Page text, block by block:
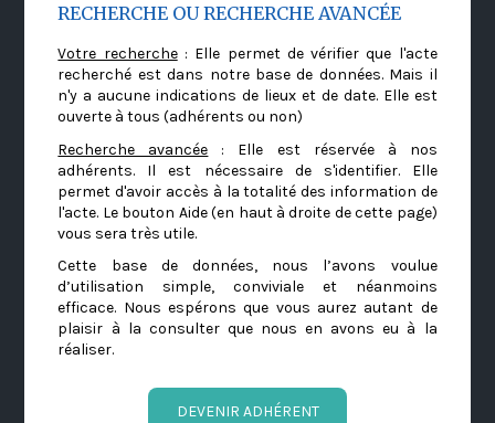
RECHERCHE OU RECHERCHE AVANCÉE
Votre recherche: Elle permet de vérifier que l'acte
recherché est dans notre base de données. Mais il
n'y a aucune indications de lieux et de date. Elle est
ouverte à tous (adhérents ou non)
Recherche avancée : Elle est réservée à nos
adhérents. Il est nécessaire de s'identifier. Elle
permet d'avoir accès à la totalité des information de
l'acte. Le bouton Aide (en haut à droite de cette page)
vous sera très utile.
Cette base de données, nous l’avons voulue
d’utilisation simple, conviviale et néanmoins
efficace. Nous espérons que vous aurez autant de
plaisir à la consulter que nous en avons eu à la
réaliser.
DEVENIR ADHÉRENT